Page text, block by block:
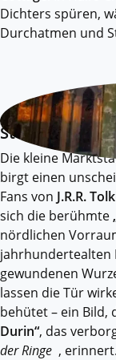
Dichters spüren,
Durchatmen und
Stow-in-the-
Die kleine
birgt einen
Fans von J.R.R.
sich die berühmte
nördlichen
jahrhundertealten
gewundenen
lassen die Tür
behütet – ein Bild,
Durin“, das
der Ringe , erinnert.